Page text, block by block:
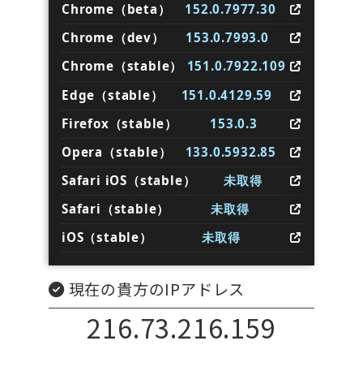
Chrome（beta）
152.0.7977.30
Chrome（dev）
153.0.7993.0
Chrome（stable）
151.0.7922.109
Edge（stable）
151.0.4129.59
Firefox（stable）
153.0.3
Opera（stable）
133.0.5932.85
Safari iOS（stable）
未取得
Safari（stable）
未取得
iOS（stable）
未取得
現在の貴方のIPアドレス
216.73.216.159